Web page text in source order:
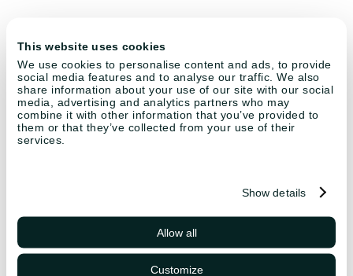
This website uses cookies
We use cookies to personalise content and ads, to provide
social media features and to analyse our traffic. We also
share information about your use of our site with our social
media, advertising and analytics partners who may
combine it with other information that you’ve provided to
them or that they’ve collected from your use of their
services.
Show details
Allow all
Customize